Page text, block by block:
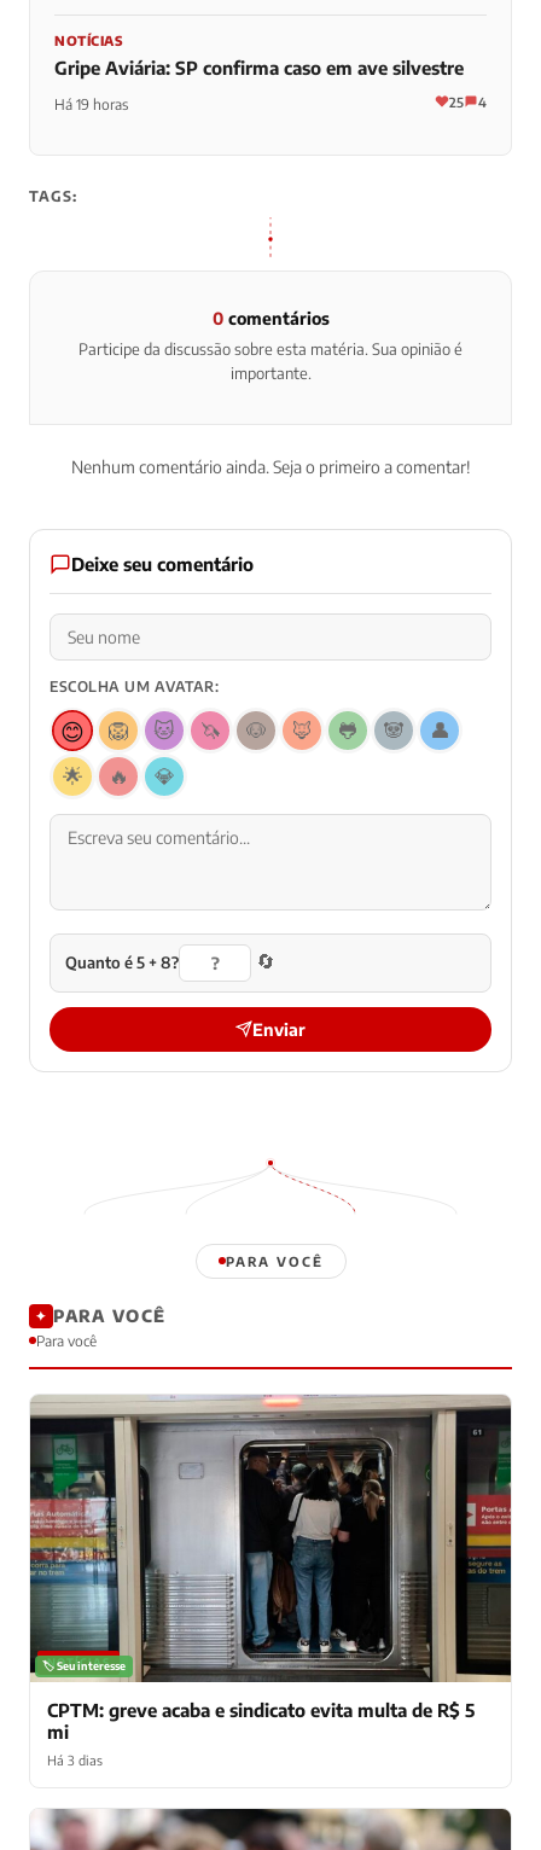
NOTÍCIAS
Gripe Aviária: SP confirma caso em ave silvestre
Há 19 horas 25 4
TAGS:
0comentários
Participe da discussão sobre esta matéria. Sua opinião é
importante.
Nenhum comentário ainda. Seja o primeiro a comentar!
Deixe seu comentário
ESCOLHA UM AVATAR:
😊 🦁 🐱 🦄 🐶 🦊 🐸 🐼
👤
🌟
🔥 💎
Quanto é 5 + 8? 🔄
Enviar
PARA VOCÊ
✦ PARA VOCÊ
Para você
NOTÍCIAS
🏷️ Seu interesse
CPTM: greve acaba e sindicato evita multa de R$ 5
mi
Há 3 dias